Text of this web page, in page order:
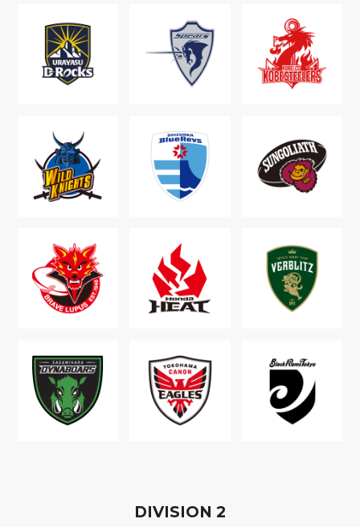
DIVISION 2